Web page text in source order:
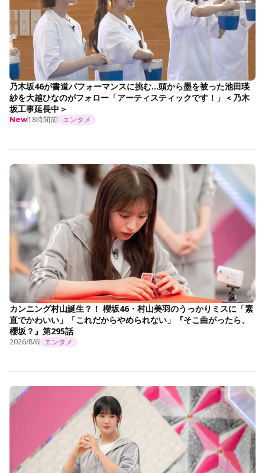
乃木坂46が書道パフォーマンスに挑む…頭から墨を被った池田瑛
紗を大越ひなのがフォロー「アーティスティックです！」＜乃木
坂工事延長中＞
New18時間前 エンタメ
カンニング村山誕生？！ 櫻坂46・村山美羽のうっかりミスに「素
直でかわいい」「これだからやめられない」『そこ曲がったら、
櫻坂？』第295話
2026/8/6 エンタメ